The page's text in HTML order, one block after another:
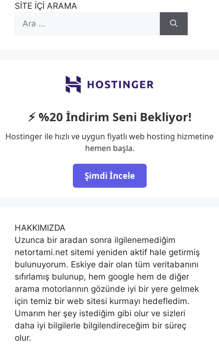
SİTE İÇİ ARAMA
ara
⚡ %20 İndirim Seni Bekliyor!
Hostinger ile hızlı ve uygun fiyatlı web hosting hizmetine
hemen başla.
Şimdi İncele
HAKKIMIZDA
Uzunca bir aradan sonra ilgilenemediğim
netortami.net sitemi yeniden aktif hale getirmiş
bulunuyorum. Eskiye dair olan tüm veritabanını
sıfırlamış bulunup, hem google hem de diğer
arama motorlarının gözünde iyi bir yere gelmek
için temiz bir web sitesi kurmayı hedefledim.
Umarım her şey istediğim gibi olur ve sizleri
daha iyi bilgilerle bilgilendireceğim bir süreç
olur.